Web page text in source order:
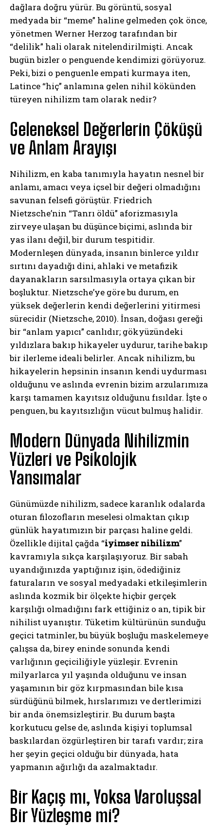
dağlara doğru yürür. Bu görüntü, sosyal
medyada bir “meme” haline gelmeden çok önce,
yönetmen Werner Herzog tarafından bir
“delilik” hali olarak nitelendirilmişti. Ancak
bugün bizler o penguende kendimizi görüyoruz.
Peki, bizi o penguenle empati kurmaya iten,
Latince “hiç” anlamına gelen nihil kökünden
türeyen nihilizm tam olarak nedir?
Geleneksel Değerlerin Çöküşü
ve Anlam Arayışı
Nihilizm, en kaba tanımıyla hayatın nesnel bir
anlamı, amacı veya içsel bir değeri olmadığını
savunan felsefi görüştür. Friedrich
Nietzsche’nin “Tanrı öldü” aforizmasıyla
zirveye ulaşan bu düşünce biçimi, aslında bir
yas ilanı değil, bir durum tespitidir.
Modernleşen dünyada, insanın binlerce yıldır
sırtını dayadığı dini, ahlaki ve metafizik
dayanakların sarsılmasıyla ortaya çıkan bir
boşluktur. Nietzsche’ye göre bu durum, en
yüksek değerlerin kendi değerlerini yitirmesi
sürecidir (Nietzsche, 2010). İnsan, doğası gereği
bir “anlam yapıcı” canlıdır; gökyüzündeki
yıldızlara bakıp hikayeler uydurur, tarihe bakıp
bir ilerleme ideali belirler. Ancak nihilizm, bu
hikayelerin hepsinin insanın kendi uydurması
olduğunu ve aslında evrenin bizim arzularımıza
karşı tamamen kayıtsız olduğunu fısıldar. İşte o
penguen, bu kayıtsızlığın vücut bulmuş halidir.
Modern Dünyada Nihilizmin
Yüzleri ve Psikolojik
Yansımalar
Günümüzde nihilizm, sadece karanlık odalarda
oturan filozofların meselesi olmaktan çıkıp
günlük hayatımızın bir parçası haline geldi.
Özellikle dijital çağda “iyimser nihilizm”
kavramıyla sıkça karşılaşıyoruz. Bir sabah
uyandığınızda yaptığınız işin, ödediğiniz
faturaların ve sosyal medyadaki etkileşimlerin
aslında kozmik bir ölçekte hiçbir gerçek
karşılığı olmadığını fark ettiğiniz o an, tipik bir
nihilist uyanıştır. Tüketim kültürünün sunduğu
geçici tatminler, bu büyük boşluğu maskelemeye
çalışsa da, birey eninde sonunda kendi
varlığının geçiciliğiyle yüzleşir. Evrenin
milyarlarca yıl yaşında olduğunu ve insan
yaşamının bir göz kırpmasından bile kısa
sürdüğünü bilmek, hırslarımızı ve dertlerimizi
bir anda önemsizleştirir. Bu durum başta
korkutucu gelse de, aslında kişiyi toplumsal
baskılardan özgürleştiren bir tarafı vardır; zira
her şeyin geçici olduğu bir dünyada, hata
yapmanın ağırlığı da azalmaktadır.
Bir Kaçış mı, Yoksa Varoluşsal
Bir Yüzleşme mi?